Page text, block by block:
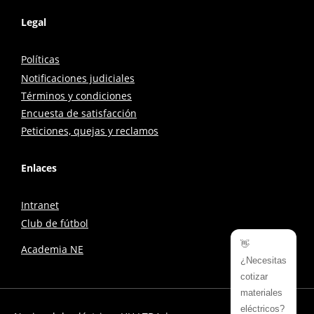
Legal
Políticas
Notificaciones judiciales
Términos y condiciones
Encuesta de satisfacción
Peticiones, quejas y reclamos
Enlaces
Intranet
Club de fútbol
Academia NE
👋
¿Necesitas
cotizar
materiales
eléctricos?